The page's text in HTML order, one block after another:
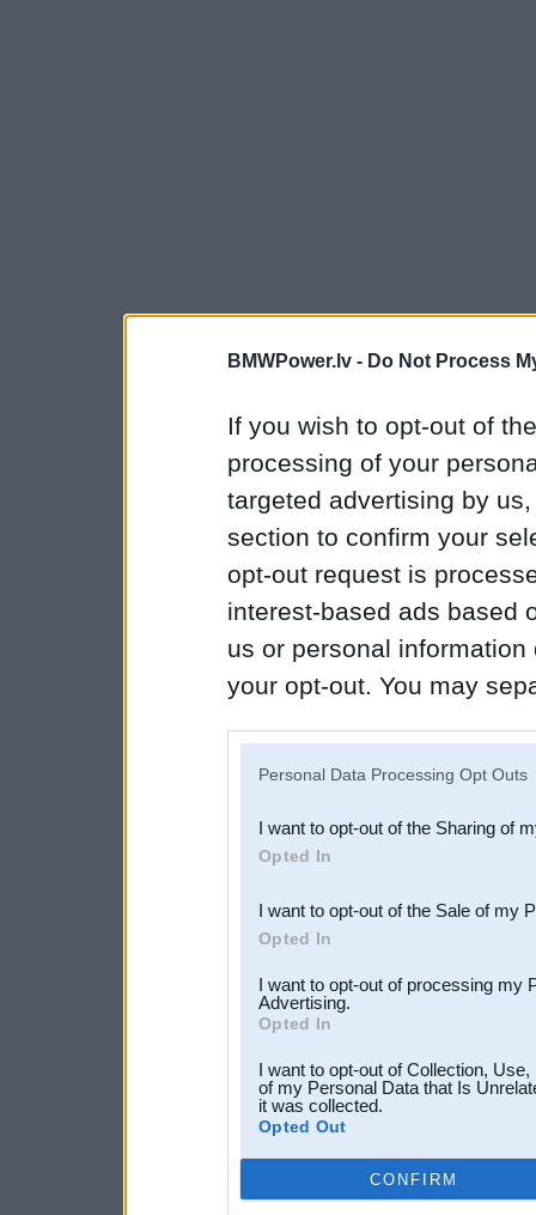
BMWPower.lv - Do Not Process
If you wish to opt-out of
processing of your
targeted advertising by
section to confirm your
opt-out request is
interest-based ads based
us or personal
your opt-out. You may
Downstream Participants
third parties.
Personal Data Processing Opt Outs
I want to opt-out of the Sharing of
Opted In
I want to opt-out of the Sale of my
Opted In
I want to opt-out of processing my
Advertising.
Opted In
I want to opt-out of Collection,
of my Personal Data that Is
it was collected.
Opted Out
CONFIRM